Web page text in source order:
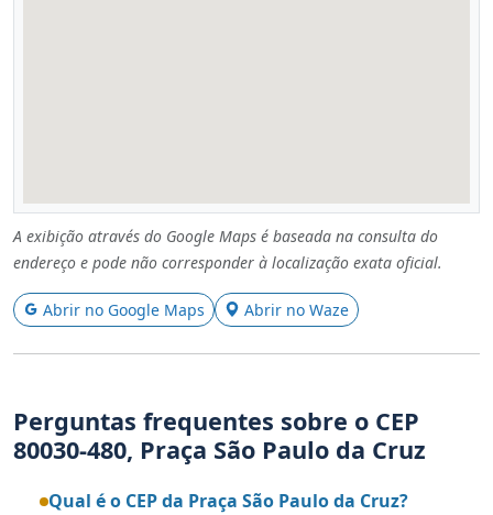
A exibição através do Google Maps é baseada na consulta do
endereço e pode não corresponder à localização exata oficial.
Abrir no Google Maps Abrir no Waze
Perguntas frequentes sobre o CEP
80030-480, Praça São Paulo da Cruz
Qual é o CEP da Praça São Paulo da Cruz?